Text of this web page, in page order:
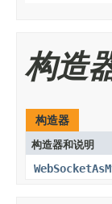
构造
构造器
构造器和说明